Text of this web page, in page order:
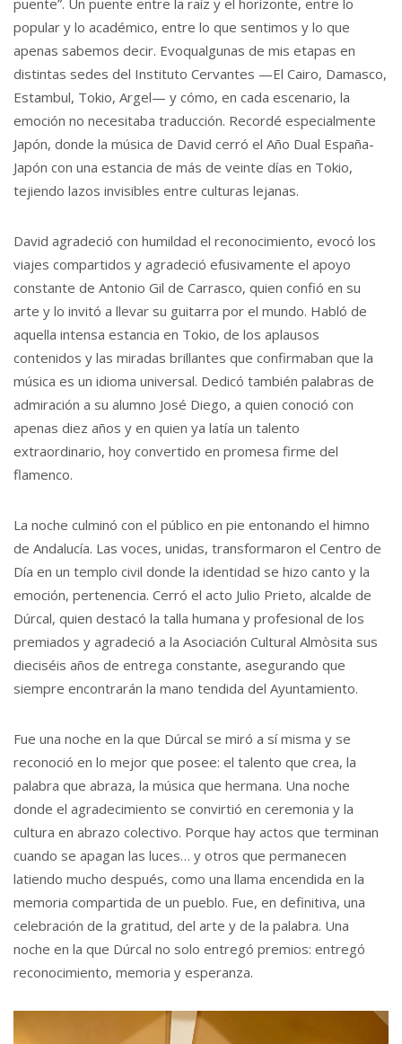
puente”. Un puente entre la raíz y el horizonte, entre lo
popular y lo académico, entre lo que sentimos y lo que
apenas sabemos decir. Evoqualgunas de mis etapas en
distintas sedes del Instituto Cervantes —El Cairo, Damasco,
Estambul, Tokio, Argel— y cómo, en cada escenario, la
emoción no necesitaba traducción. Recordé especialmente
Japón, donde la música de David cerró el Año Dual España-
Japón con una estancia de más de veinte días en Tokio,
tejiendo lazos invisibles entre culturas lejanas.
David agradeció con humildad el reconocimiento, evocó los
viajes compartidos y agradeció efusivamente el apoyo
constante de Antonio Gil de Carrasco, quien confió en su
arte y lo invitó a llevar su guitarra por el mundo. Habló de
aquella intensa estancia en Tokio, de los aplausos
contenidos y las miradas brillantes que confirmaban que la
música es un idioma universal. Dedicó también palabras de
admiración a su alumno José Diego, a quien conoció con
apenas diez años y en quien ya latía un talento
extraordinario, hoy convertido en promesa firme del
flamenco.
La noche culminó con el público en pie entonando el himno
de Andalucía. Las voces, unidas, transformaron el Centro de
Día en un templo civil donde la identidad se hizo canto y la
emoción, pertenencia. Cerró el acto Julio Prieto, alcalde de
Dúrcal, quien destacó la talla humana y profesional de los
premiados y agradeció a la Asociación Cultural Almòsita sus
dieciséis años de entrega constante, asegurando que
siempre encontrarán la mano tendida del Ayuntamiento.
Fue una noche en la que Dúrcal se miró a sí misma y se
reconoció en lo mejor que posee: el talento que crea, la
palabra que abraza, la música que hermana. Una noche
donde el agradecimiento se convirtió en ceremonia y la
cultura en abrazo colectivo. Porque hay actos que terminan
cuando se apagan las luces… y otros que permanecen
latiendo mucho después, como una llama encendida en la
memoria compartida de un pueblo. Fue, en definitiva, una
celebración de la gratitud, del arte y de la palabra. Una
noche en la que Dúrcal no solo entregó premios: entregó
reconocimiento, memoria y esperanza.